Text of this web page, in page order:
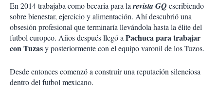
En 2014 trabajaba como becaria para larevista GQ escribiendo
sobre bienestar, ejercicio y alimentación. Ahí descubrió una
obsesión profesional que terminaría llevándola hasta la élite del
futbol europeo. Años después llegó aPachuca para trabajar
con Tuzasy posteriormente con el equipo varonil de los Tuzos.
Desde entonces comenzó a construir una reputación silenciosa
dentro del futbol mexicano.